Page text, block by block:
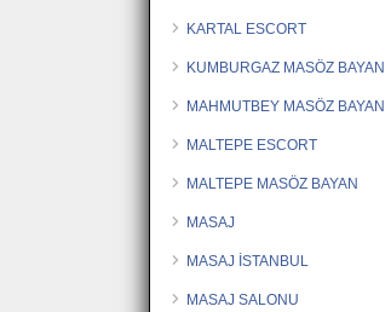
KARTAL ESCORT
KUMBURGAZ MASÖZ BAYAN
MAHMUTBEY MASÖZ BAYAN
MALTEPE ESCORT
MALTEPE MASÖZ BAYAN
MASAJ
MASAJ İSTANBUL
MASAJ SALONU